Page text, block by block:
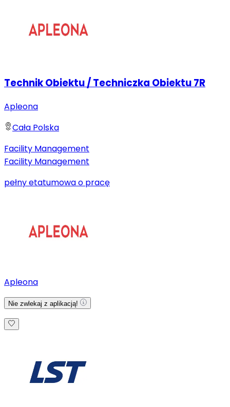
Technik Obiektu / Techniczka Obiektu 7R
Apleona
Cała Polska
Facility Management
Facility Management
pełny etatumowa o pracę
Apleona
Nie zwlekaj z aplikacją!